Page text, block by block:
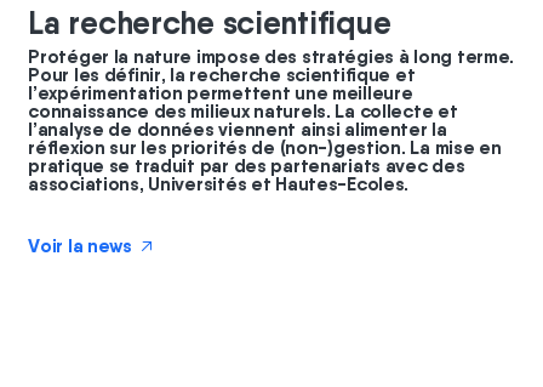
La recherche scientifique
Protéger la nature impose des stratégies à long terme.
Pour les définir, la recherche scientifique et
l’expérimentation permettent une meilleure
connaissance des milieux naturels. La collecte et
l’analyse de données viennent ainsi alimenter la
réflexion sur les priorités de (non-)gestion. La mise en
pratique se traduit par des partenariats avec des
associations, Universités et Hautes-Ecoles.
Voir la news ↗